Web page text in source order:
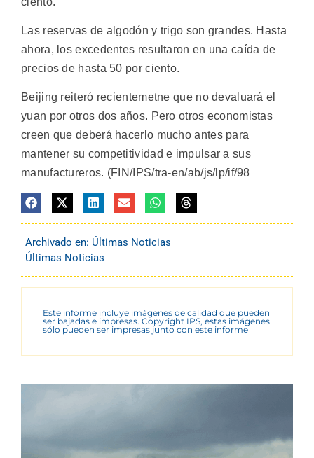
Las reservas de algodón y trigo son grandes. Hasta
ahora, los excedentes resultaron en una caída de
precios de hasta 50 por ciento.
Beijing reiteró recientemetne que no devaluará el
yuan por otros dos años. Pero otros economistas
creen que deberá hacerlo mucho antes para
mantener su competitividad e impulsar a sus
manufactureros. (FIN/IPS/tra-en/ab/js/lp/if/98
Archivado en: Últimas Noticias
Últimas Noticias
Este informe incluye imágenes de calidad que pueden
ser bajadas e impresas. Copyright IPS, estas imágenes
sólo pueden ser impresas junto con este informe